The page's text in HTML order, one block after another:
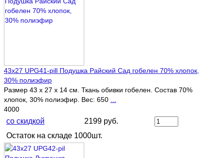
43х27 UPG41-pill Подушка Райский Сад гобелен 70% хлопок,
30% полиэфир
Размер 43 х 27 х 14 см. Ткань обивки гобелен. Состав 70%
хлопок, 30% полиэфир. Вес: 650
4000
со скидкой
2199 руб.
Остаток на складе 1000шт.